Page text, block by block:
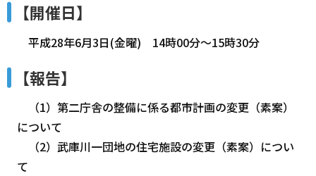
【開催日】
平成28年6月3日(金曜) 14時00分～15時30分
【報告】
（1）第二庁舎の整備に係る都市計画の変更（素案）
について
（2）武庫川一団地の住宅施設の変更（素案）につい
て